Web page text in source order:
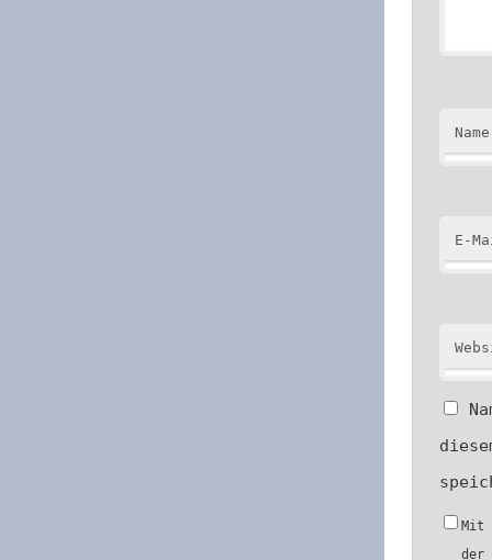
Name
E-
Mit
der